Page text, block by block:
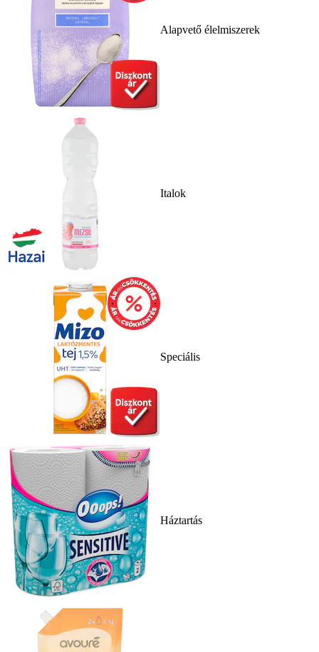
Alapvető élelmiszerek
Italok
Speciális
Háztartás